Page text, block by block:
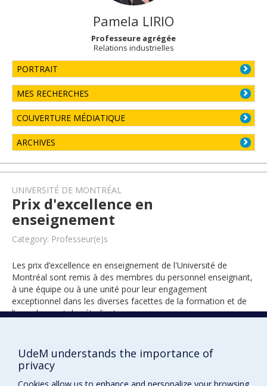
Pamela LIRIO
Professeure agrégée
Relations industrielles
PORTRAIT
MES RECHERCHES
COUVERTURE MÉDIATIQUE
ARCHIVES
UNIVERSITÉ DE MONTRÉAL
Prix d'excellence en
enseignement
Category: Professeur(e)s
Les prix d’excellence en enseignement de l'Université de
Montréal sont remis à des membres du personnel enseignant,
à une équipe ou à une unité pour leur engagement
exceptionnel dans les diverses facettes de la formation et de
l’encadrement des étudiants.
UdeM understands the importance of
privacy
Cookies allow us to enhance and personalize your browsing